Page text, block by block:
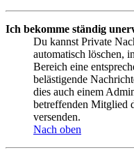
Ich bekomme ständig
Du kannst Private
automatisch löschen,
Bereich eine
belästigende
dies auch einem
betreffenden Mitglied
versenden.
Nach oben